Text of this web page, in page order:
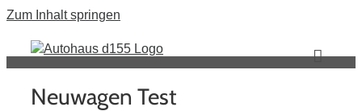
Zum Inhalt springen
Neuwagen Test